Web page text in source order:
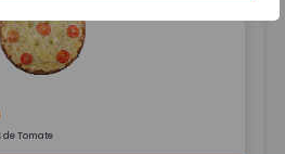
de Tomate